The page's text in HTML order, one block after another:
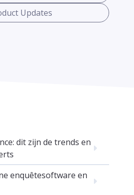
Updates
dit zijn de trends en
enquêtesoftware en